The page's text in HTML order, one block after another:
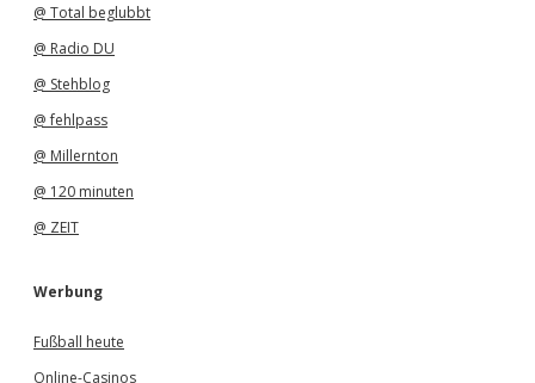
@ Total beglubbt
@ Radio DU
@ Stehblog
@ fehlpass
@ Millernton
@ 120 minuten
@ ZEIT
Werbung
Fußball heute
Online-Casinos